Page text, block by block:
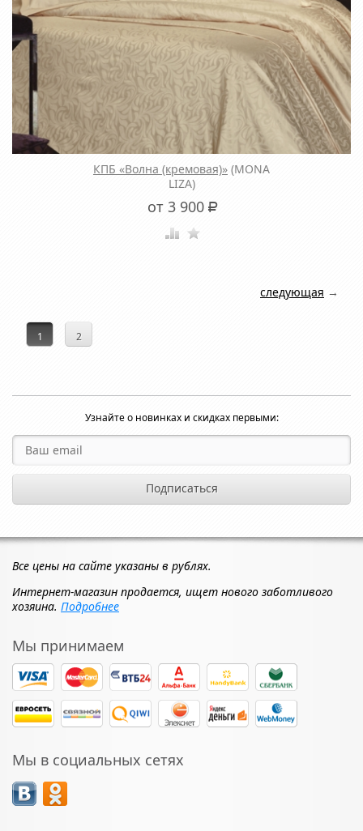
КПБ «Волна (кремовая)» (MONA
LIZA)
от 3 900 Р
1 2
следующая →
Узнайте о новинках и скидках первыми:
Все цены на сайте указаны в рублях.
Интернет-магазин продается, ищет нового заботливого
хозяина. Подробнее
Мы принимаем
Мы в социальных сетях